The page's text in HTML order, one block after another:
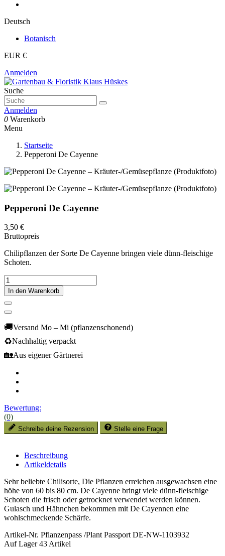
Deutsch
Botanisch
EUR €
Anmelden
Suche
Anmelden
0 Warenkorb
Menu
Startseite
Pepperoni De Cayenne
Pepperoni De Cayenne
3,50 €
Bruttopreis
Chilipflanzen der Sorte De Cayenne bringen viele dünn-fleischige
Schoten.
In den Warenkorb
🚚Versand Mo – Mi (pflanzenschonend)
♻️Nachhaltig verpackt
🏡Aus eigener Gärtnerei
Bewertung:
(0)
Schreibe deine Rezension Stelle eine Frage
Beschreibung
Artikeldetails
Sehr beliebte Chilisorte, Die Pflanzen erreichen ausgewachsen eine
höhe von 60 bis 80 cm. De Cayenne bringt viele dünn-fleischige
Schoten die frisch oder getrocknet verwendet werden können.
Gulasch und Hähnchen bekommen mit De Cayennen eine
wohlschmeckende Schärfe.
Artikel-Nr. Pflanzenpass /Plant Passport DE-NW-1103932
Auf Lager 43 Artikel